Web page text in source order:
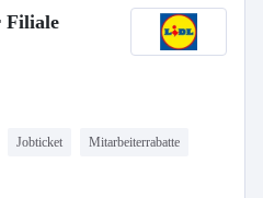
Filiale
Jobticket Mitarbeiterrabatte